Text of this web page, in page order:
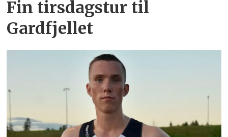
Fin tirsdagstur til
Gardfjellet